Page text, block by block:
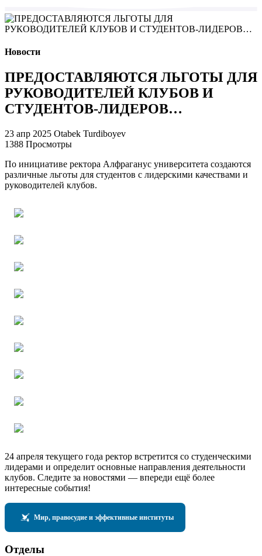
Новости
ПРЕДОСТАВЛЯЮТСЯ ЛЬГОТЫ ДЛЯ
РУКОВОДИТЕЛЕЙ КЛУБОВ И
СТУДЕНТОВ-ЛИДЕРОВ…
23 апр 2025 Otabek Turdiboyev
1388 Просмотры
По инициативе ректора Алфраганус yниверситета создаются
различные льготы для студентов с лидерскими качествами и
руководителей клубов.
24 апреля текущего года ректор встретится со студенческими
лидерами и определит основные направления деятельности
клубов. Следите за новостями — впереди ещё более
интересные события!
Мир, правосудие и эффективные институты
Отделы